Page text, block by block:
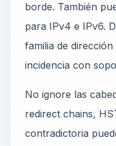
borde. También
para IPv4 e IPv6.
familia de
incidencia con
No ignore las
redirect chains,
contradictoria